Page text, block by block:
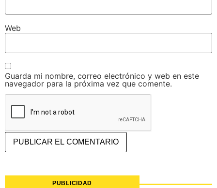
Web
Guarda mi nombre, correo electrónico y web en este
navegador para la próxima vez que comente.
PUBLICIDAD